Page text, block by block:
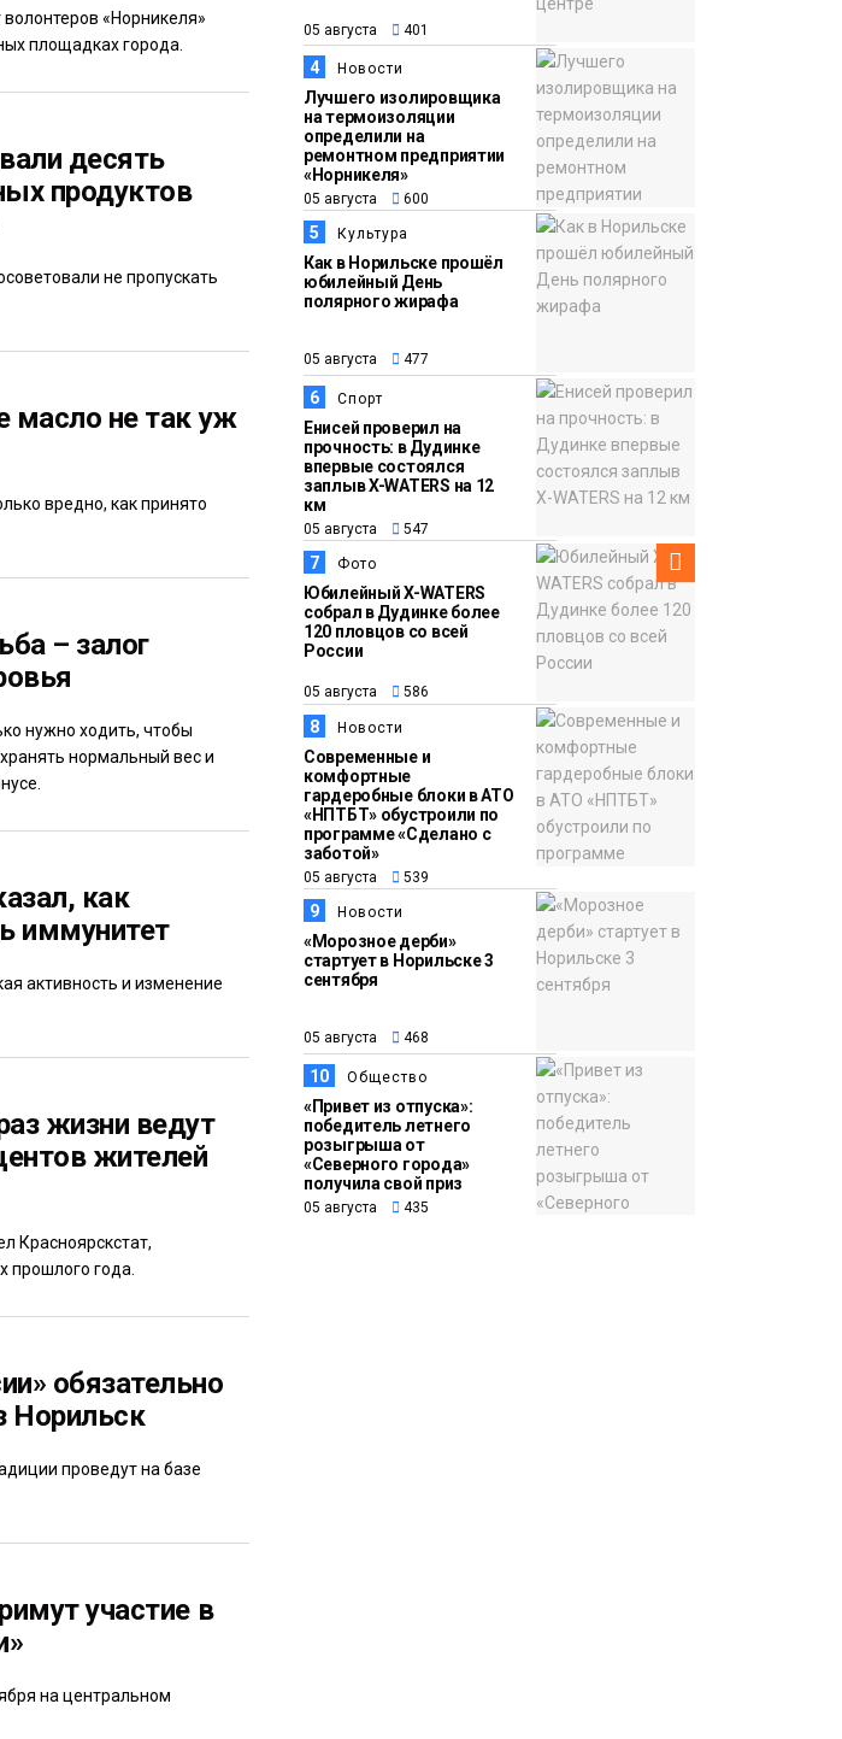
«Норникеля»
площадках города.
десять
продуктов
не пропускать
масло не так уж
вредно, как принято
– залог
нужно ходить, чтобы
нормальный вес и
как
иммунитет
активность и изменение
жизни ведут
жителей
Красноярскстат,
прошлого года.
обязательно
Норильск
проведут на базе
участие в
на центральном
05 августа 401
4 Новости
Лучшего изолировщика
на термоизоляции
определили на
ремонтном предприятии
«Норникеля»
05 августа 600
5 Культура
Как в Норильске прошёл
юбилейный День
полярного жирафа
05 августа 477
6 Спорт
Енисей проверил на
прочность: в Дудинке
впервые состоялся
заплыв X-WATERS на 12
км
05 августа 547
7 Фото
Юбилейный X-WATERS
собрал в Дудинке более
120 пловцов со всей
России
05 августа 586
8 Новости
Современные и
комфортные
гардеробные блоки в АТО
«НПТБТ» обустроили по
программе «Сделано с
заботой»
05 августа 539
9 Новости
«Морозное дерби»
стартует в Норильске 3
сентября
05 августа 468
10 Общество
«Привет из отпуска»:
победитель летнего
розыгрыша от
«Северного города»
получила свой приз
05 августа 435